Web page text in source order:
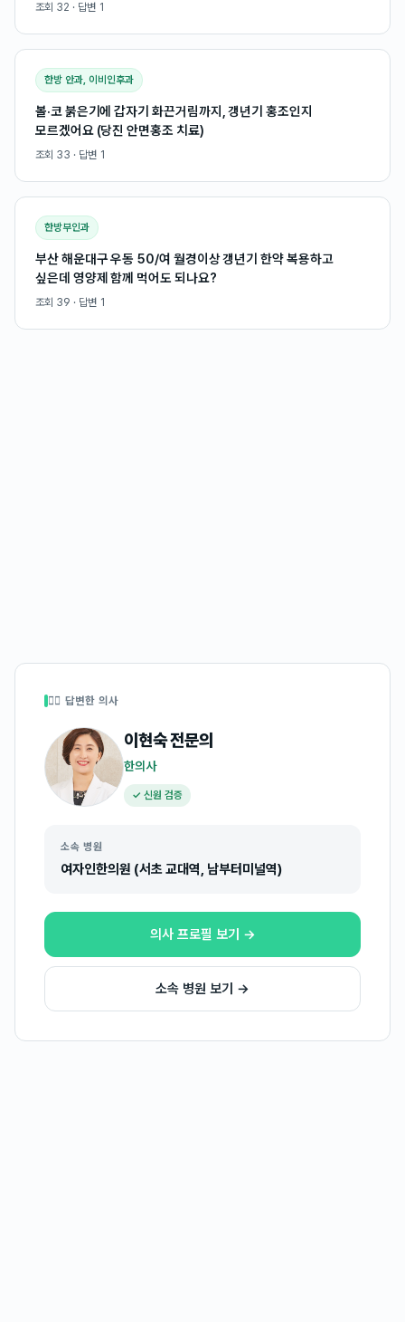
조회 32 · 답변 1
한방 안과, 이비인후과
볼·코 붉은기에 갑자기 화끈거림까지, 갱년기 홍조인지
모르겠어요 (당진 안면홍조 치료)
조회 33 · 답변 1
한방부인과
부산 해운대구 우동 50/여 월경이상 갱년기 한약 복용하고
싶은데 영양제 함께 먹어도 되나요?
조회 39 · 답변 1
👩‍⚕️ 답변한 의사
이현숙전문의
한의사
✓ 신원 검증
소속 병원
여자인한의원 (서초 교대역, 남부터미널역)
의사 프로필 보기 →
소속 병원 보기 →